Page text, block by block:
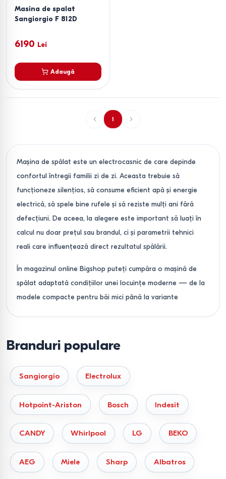
Masina de spalat
Sangiorgio F 812D
6190 Lei
Adaugă
1
Mașina de spălat este un electrocasnic de care depinde
confortul întregii familii zi de zi. Aceasta trebuie să
funcționeze silențios, să consume eficient apă și energie
electrică, să spele bine rufele și să reziste mulți ani fără
defecțiuni. De aceea, la alegere este important să luați în
calcul nu doar prețul sau brandul, ci și parametrii tehnici
reali care influențează direct rezultatul spălării.
În magazinul online Bigshop puteți cumpăra o mașină de
spălat adaptată condițiilor unei locuințe moderne — de la
modele compacte pentru băi mici până la variante
beneficiază de garanție oficială și sunt livrate în Chișinău și
în toată Moldova.
Ce tipuri de mașini de spălat
sunt disponibile
Mașini de spălat cu încărcare
frontală
Încărcarea frontală este cea mai răspândită opțiune.
Aceste mașini de spălat oferă o capacitate mare (6–10
Branduri populare
Sangiorgio Electrolux
Hotpoint-Ariston Bosch Indesit
CANDY Whirlpool LG BEKO
AEG Miele Sharp Albatros